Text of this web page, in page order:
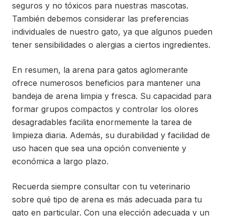
seguros y no tóxicos para nuestras mascotas.
También debemos considerar las preferencias
individuales de nuestro gato, ya que algunos pueden
tener sensibilidades o alergias a ciertos ingredientes.
En resumen, la arena para gatos aglomerante
ofrece numerosos beneficios para mantener una
bandeja de arena limpia y fresca. Su capacidad para
formar grupos compactos y controlar los olores
desagradables facilita enormemente la tarea de
limpieza diaria. Además, su durabilidad y facilidad de
uso hacen que sea una opción conveniente y
económica a largo plazo.
Recuerda siempre consultar con tu veterinario
sobre qué tipo de arena es más adecuada para tu
gato en particular. Con una elección adecuada y un